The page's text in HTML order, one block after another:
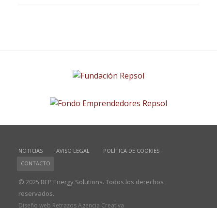
NOTICIAS AVISO LEGAL
POLÍTICA DE COOKIES
CONTACTO
© 2025 REP Energy Solutions. Todos los derechos
reservados.
Diseño web Retrazos Agencia Creativa